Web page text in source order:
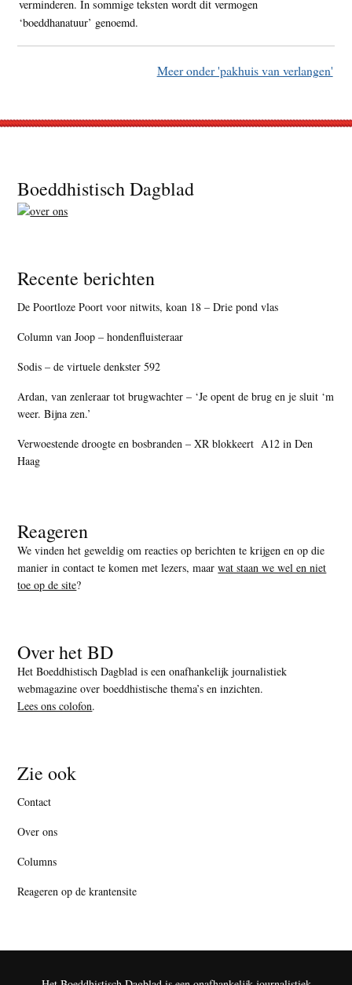
verminderen. In sommige teksten wordt dit vermogen
‘boeddhanatuur’ genoemd.
Meer onder 'pakhuis van verlangen'
Footer
Boeddhistisch Dagblad
Recente berichten
De Poortloze Poort voor nitwits, koan 18 – Drie pond vlas
Column van Joop – hondenfluisteraar
Sodis – de virtuele denkster 592
Ardan, van zenleraar tot brugwachter – ‘Je opent de brug en je sluit ‘m
weer. Bijna zen.’
Verwoestende droogte en bosbranden – XR blokkeert A12 in Den
Haag
Reageren
We vinden het geweldig om reacties op berichten te krijgen en op die
manier in contact te komen met lezers, maarwat staan we wel en niet
toe op de site?
Over het BD
Het Boeddhistisch Dagblad is een onafhankelijk journalistiek
webmagazine over boeddhistische thema’s en inzichten.
Lees ons colofon.
Zie ook
Contact
Over ons
Columns
Reageren op de krantensite